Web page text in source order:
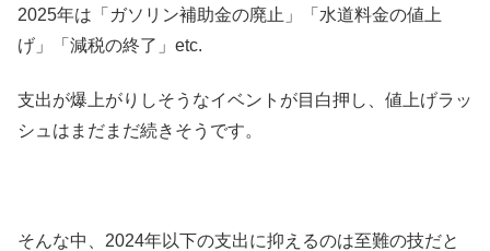
2025年は「ガソリン補助金の廃止」「水道料金の値上
げ」「減税の終了」etc.
支出が爆上がりしそうなイベントが目白押し、値上げラッ
シュはまだまだ続きそうです。
そんな中、2024年以下の支出に抑えるのは至難の技だと